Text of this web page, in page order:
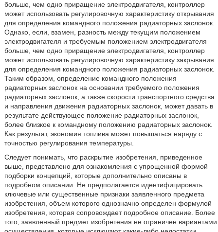
больше, чем одно приращение электродвигателя, контроллер
может использовать регулировочную характеристику открывания
для определения командного положения радиаторных заслонок.
Однако, если, взамен, разность между текущим положением
электродвигателя и требуемым положением электродвигателя
больше, чем одно приращение электродвигателя, контроллер
может использовать регулировочную характеристику закрывания
для определения командного положения радиаторных заслонок.
Таким образом, определение командного положения
радиаторных заслонок на основании требуемого положения
радиаторных заслонок, а также скорости транспортного средства
и направления движения радиаторных заслонок, может давать в
результате действующее положение радиаторных заслонок,
более близкое к командному положению радиаторных заслонок.
Как результат, экономия топлива может повышаться наряду с
точностью регулирования температуры.
Следует понимать, что раскрытие изобретения, приведенное
выше, представлено для ознакомления с упрощенной формой
подборки концепций, которые дополнительно описаны в
подробном описании. Не предполагается идентифицировать
ключевые или существенные признаки заявленного предмета
изобретения, объем которого однозначно определен формулой
изобретения, которая сопровождает подробное описание. Более
того, заявленный предмет изобретения не ограничен вариантами